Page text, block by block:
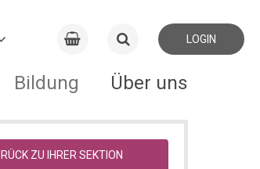
LOGIN
Bildung Über uns
ZU IHRER SEKTION